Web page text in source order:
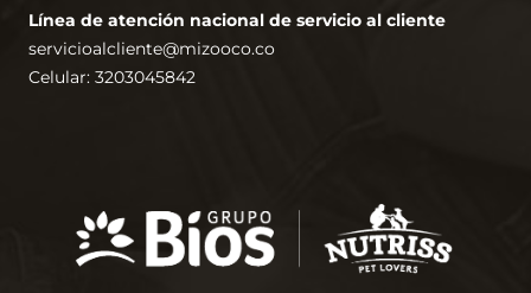
Línea de atención nacional de servicio al cliente
servicioalcliente@mizooco.co
Celular: 3203045842